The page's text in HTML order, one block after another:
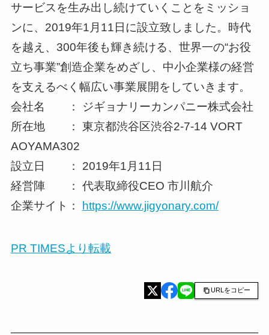
サービスを生み出し続けていくことをミッショ
ンに、2019年1月11日に設立致しました。時代
を越え、300年後も輝き続ける、世界一の“お役
立ち事業”創造企業をめざし、中小企業様の経営
を支えるべく幅広い事業展開をしていきます。
会社名 ： ジギョナリーカンパニー株式会社
所在地 ： 東京都渋谷区渋谷2-7-14 VORT
AOYAMA302
設立日 ： 2019年1月11日
経営陣 ： 代表取締役CEO 市川航介
企業サイト：
https://www.jigyonary.com/
PR TIMESより転載
URLをコピー